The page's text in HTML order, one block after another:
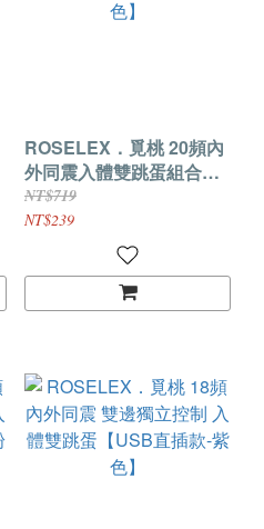
ROSELEX．覓桃 20頻內
外同震入體雙跳蛋組合
【USB充電控制器款-紫
色】
NT$719
NT$239